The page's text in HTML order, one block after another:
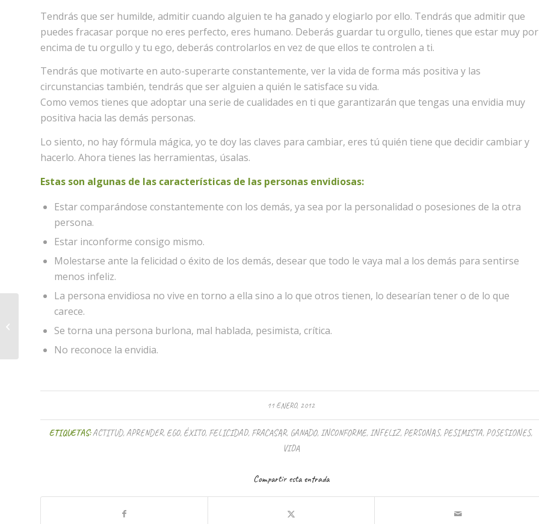
Tendrás que ser humilde, admitir cuando alguien te ha ganado y elogiarlo por ello. Tendrás que admitir que
puedes fracasar porque no eres perfecto, eres humano. Deberás guardar tu orgullo, tienes que estar muy por
encima de tu orgullo y tu ego, deberás controlarlos en vez de que ellos te controlen a ti.
Tendrás que motivarte en auto-superarte constantemente, ver la vida de forma más positiva y las
circunstancias también, tendrás que ser alguien a quién le satisface su vida.
Como vemos tienes que adoptar una serie de cualidades en ti que garantizarán que tengas una envidia muy
positiva hacia las demás personas.
Lo siento, no hay fórmula mágica, yo te doy las claves para cambiar, eres tú quién tiene que decidir cambiar y
hacerlo. Ahora tienes las herramientas, úsalas.
Estas son algunas de las características de las personas envidiosas:
Estar comparándose constantemente con los demás, ya sea por la personalidad o posesiones de la otra
persona.
Estar inconforme consigo mismo.
Molestarse ante la felicidad o éxito de los demás, desear que todo le vaya mal a los demás para sentirse
menos infeliz.
La persona envidiosa no vive en torno a ella sino a lo que otros tienen, lo desearían tener o de lo que
carece.
Se torna una persona burlona, mal hablada, pesimista, crítica.
No reconoce la envidia.
11 ENERO, 2012
ETIQUETAS:ACTITUD,APRENDER, EGO, ÉXITO, FELICIDAD, FRACASAR, GANADO, INCONFORME, INFELIZ, PERSONAS, PESIMISTA, POSESIONES,
VIDA
Compartir esta entrada
enemigos